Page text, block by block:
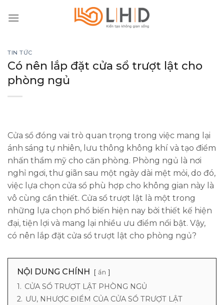
TIN TỨC
Có nên lắp đặt cửa sổ trượt lật cho
phòng ngủ
Cửa sổ đóng vai trò quan trọng trong việc mang lại
ánh sáng tự nhiên, lưu thông không khí và tạo điểm
nhấn thẩm mỹ cho căn phòng. Phòng ngủ là nơi
nghỉ ngơi, thư giãn sau một ngày dài mệt mỏi, do đó,
việc lựa chọn cửa sổ phù hợp cho không gian này là
vô cùng cần thiết. Cửa sổ trượt lật là một trong
những lựa chọn phổ biến hiện nay bởi thiết kế hiện
đại, tiện lợi và mang lại nhiều ưu điểm nổi bật. Vậy,
có nên lắp đặt cửa sổ trượt lật cho phòng ngủ?
NỘI DUNG CHÍNH ẩn
1. CỬA SỔ TRƯỢT LẬT PHÒNG NGỦ
2. ƯU, NHƯỢC ĐIỂM CỦA CỬA SỔ TRƯỢT LẬT